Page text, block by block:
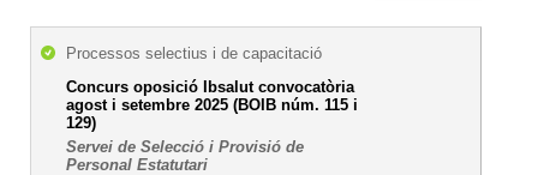
Processos selectius i de capacitació
Concurs oposició Ibsalut convocatòria
agost i setembre 2025 (BOIB núm. 115 i
129)
Servei de Selecció i Provisió de
Personal Estatutari